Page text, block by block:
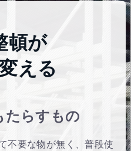
頓が
える
たらすもの
不要な物が無く、普段使